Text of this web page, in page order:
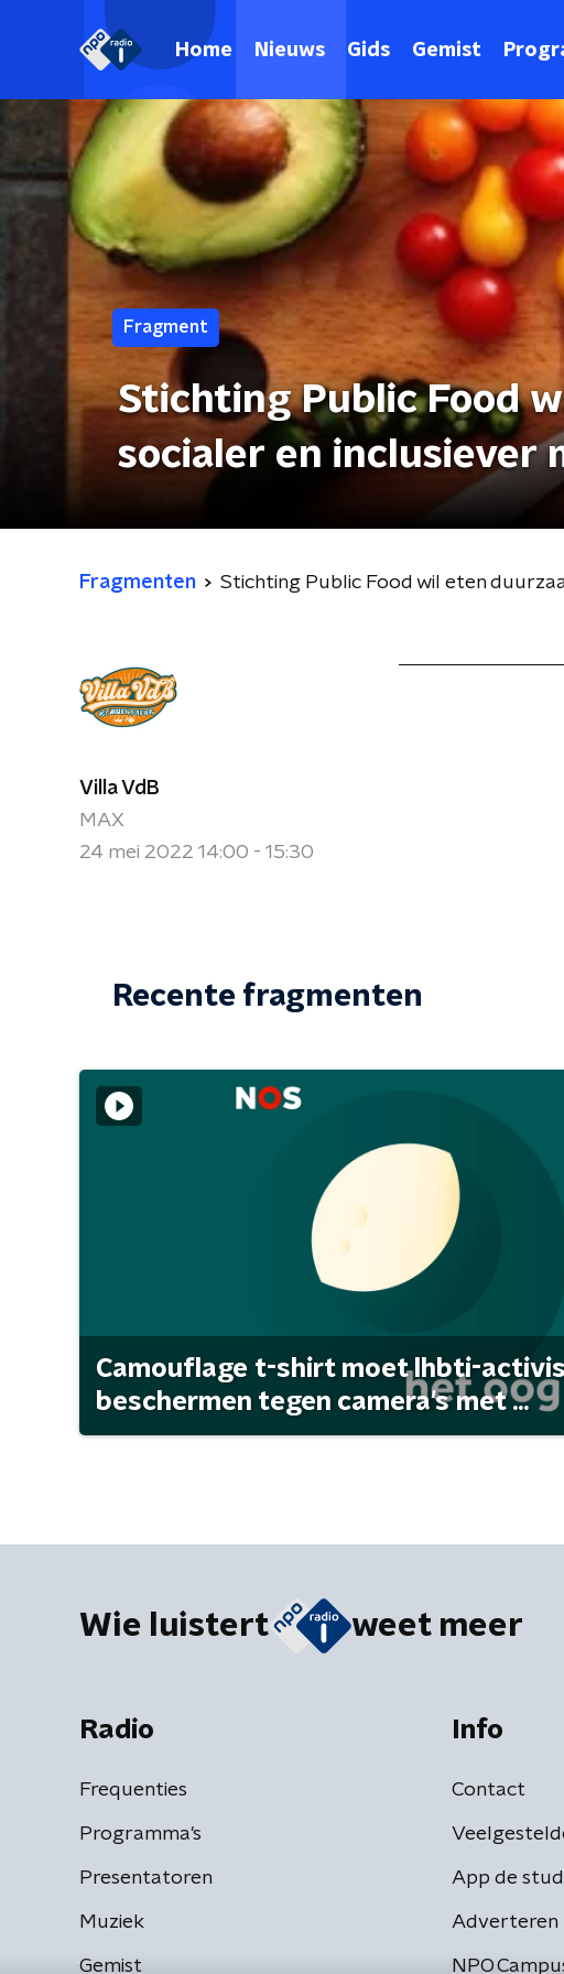
Home Nieuws Gids Gemist
Fragment
Stichting Public Food
socialer en inclusiever
Fragmenten Stichting Public Food wil eten
Villa VdB
MAX
24 mei 2022 14:00 - 15:30
Recente fragmenten
Camouflage t-shirt moet lhbti-
beschermen tegen camera's met ...
Wie luistert weet meer
Radio
Frequenties
Programma's
Presentatoren
Muziek
Gemist
Info
Contact
App de
Adverteren
NPO